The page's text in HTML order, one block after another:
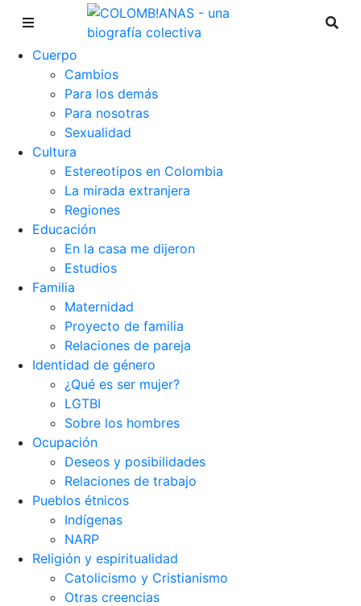
Cuerpo
Cambios
Para los demás
Para nosotras
Sexualidad
Cultura
Estereotipos en Colombia
La mirada extranjera
Regiones
Educación
En la casa me dijeron
Estudios
Familia
Maternidad
Proyecto de familia
Relaciones de pareja
Identidad de género
¿Qué es ser mujer?
LGTBI
Sobre los hombres
Ocupación
Deseos y posibilidades
Relaciones de trabajo
Pueblos étnicos
Indígenas
NARP
Religión y espiritualidad
Catolicismo y Cristianismo
Otras creencias